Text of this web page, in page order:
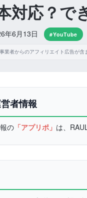
対応？で
年6月13日 #YouTube
業者からのアフィリエイト広告が含
者情報
の 「アプリポ」 は、